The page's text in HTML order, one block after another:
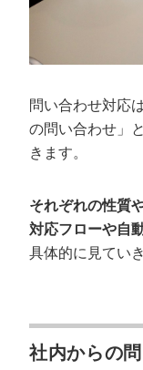
問い合わ
ット
社員の教
結局人の
FAQシス
問い合わせ対応
の問い合わせ」
きます。
それぞれの性質
対応フローや自
具体的に見てい
社内からの